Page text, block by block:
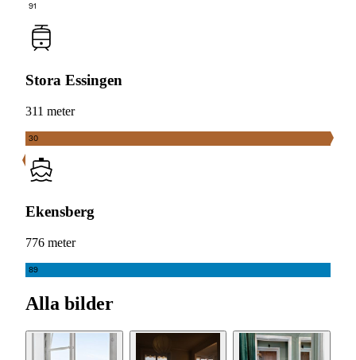
91
Stora Essingen
311 meter
30
Ekensberg
776 meter
89
Alla bilder